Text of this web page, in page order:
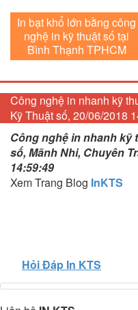
In bạt khổ lớn bằng công
nghệ in kỹ thuật số tại
Bình Thạnh TPHCM
Công nghệ in nhanh kỹ
Kỹ Thuật số, 20/06/2018
Công nghệ in nhanh kỹ
số, Mãnh Nhi, Chuyên
14:59:49
Xem Trang Blog InKTS
Hỏi Đáp In KTS